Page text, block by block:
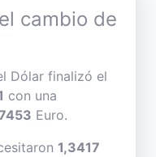
cambio de
Dólar finalizó el
con una
Euro.
1,3417